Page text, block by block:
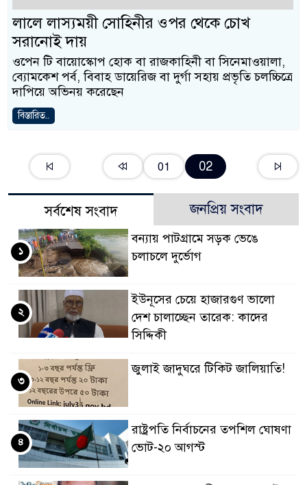
লালে লাস্যময়ী সোহিনীর ওপর থেকে চোখ
সরানোই দায়
ওপেন টি বায়োস্কোপ হোক বা রাজকাহিনী বা সিনেমাওয়ালা,
ব্যোমকেশ পর্ব, বিবাহ ডায়েরিজ বা দুর্গা সহায় প্রভৃতি চলচ্চিত্রে
দাপিয়ে অভিনয় করেছেন
বিস্তারিত..
01 02
সর্বশেষ সংবাদ জনপ্রিয় সংবাদ
বন্যায় পাটগ্রামে সড়ক ভেঙে
চলাচলে দুর্ভোগ
১
ইউনূসের চেয়ে হাজারগুণ ভালো
দেশ চালাচ্ছেন তারেক: কাদের
সিদ্দিকী
২
জুলাই জাদুঘরে টিকিট জালিয়াতি!
৩
রাষ্ট্রপতি নির্বাচনের তপশিল ঘোষণা
ভোট-২০ আগস্ট
৪